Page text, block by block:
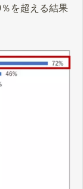
を超える結果